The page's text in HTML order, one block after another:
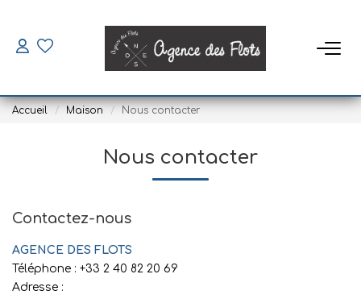
SAISONNIERS
Mettre En Location
Accueil Maison Nous contacter
Nous contacter
Contactez-nous
AGENCE DES FLOTS
Téléphone : +33 2 40 82 20 69
Adresse :